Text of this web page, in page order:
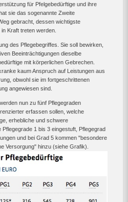
für Pfelgebedürftige und ihre
sie das sogenannte Zweite
gebracht, dessen wichtigste
Kraft treten werden.
des Pflegebegriffes. Sie soll bewirken,
Beeinträchtigungen dieselbe
mit körperlichen Gebrechen.
kaum Anspruch auf Leistungen aus
obwohl sie im fortgeschrittenen
angewiesen sind.
nun zu fünf Pflegegraden
erfassen sollen, welche
erhebliche und schwere
Pflegegrade 1 bis 3 eingestuft, Pflegegrad
und bei Grad 5 kommen "besondere
Versorgung" hinzu (siehe Grafik).